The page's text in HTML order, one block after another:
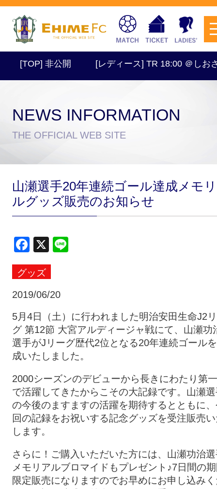
試合日程・結果
スクール
チケットを購入
トップチーム アカデミー
スポンサー グッズ
特設ページ
[TOP] 非公開 [レディース] TR 18:00 ＠しおさい
NEWS INFORMATION
THE OFFICIAL WEB SITE
山瀬選手20年連続ゴール達成メモ
ルグッズ販売のお知らせ
Facebook
X
グッズ
2019/06/20
5月4日（土）に行われました明治安田生命J2
グ 第12節 大宮アルディージャ戦にて、山瀬功
選手がJリーグ歴代2位となる20年連続ゴール
成いたしました。
2000シーズンのデビューから長きにわたり第
で活躍してきたからこその大記録です。山瀬
の今後のますますの活躍を期待するとともに
回の記録をお祝いする記念グッズを受注販売
します。
さらに！ご購入いただいた方には、山瀬功治
メモリアルブロマイドもプレゼント♪7日間の
限定販売になりますのでお早めにお申し込み